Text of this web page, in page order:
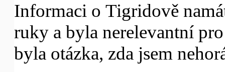
Informaci o Tigridově
ruky a byla nerelevantní
byla otázka, zda jsem